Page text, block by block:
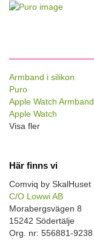
Armband i silikon
Puro
Apple Watch Armband
Apple Watch
Visa fler
Här finns vi
Comviq by SkalHuset
C/O Lowwi AB
Morabergsvägen 8
15242 Södertälje
Org. nr: 556881-9238